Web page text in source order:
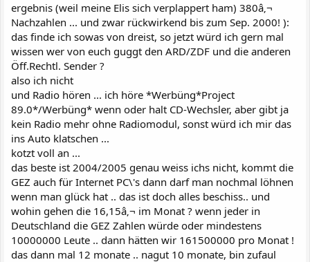
ergebnis (weil meine Elis sich verplappert ham) 380â‚¬
Nachzahlen ... und zwar rückwirkend bis zum Sep. 2000! ):
das finde ich sowas von dreist, so jetzt würd ich gern mal
wissen wer von euch guggt den ARD/ZDF und die anderen
Öff.Rechtl. Sender ?
also ich nicht
und Radio hören ... ich höre *Werbüng*Project
89.0*/Werbüng* wenn oder halt CD-Wechsler, aber gibt ja
kein Radio mehr ohne Radiomodul, sonst würd ich mir das
ins Auto klatschen ...
kotzt voll an ...
das beste ist 2004/2005 genau weiss ichs nicht, kommt die
GEZ auch für Internet PC\'s dann darf man nochmal löhnen
wenn man glück hat .. das ist doch alles beschiss.. und
wohin gehen die 16,15â‚¬ im Monat ? wenn jeder in
Deutschland die GEZ Zahlen würde oder mindestens
10000000 Leute .. dann hätten wir 161500000 pro Monat !
das dann mal 12 monate .. nagut 10 monate, bin zufaul